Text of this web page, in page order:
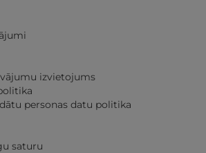
izvietojums
personas datu politika
saturu